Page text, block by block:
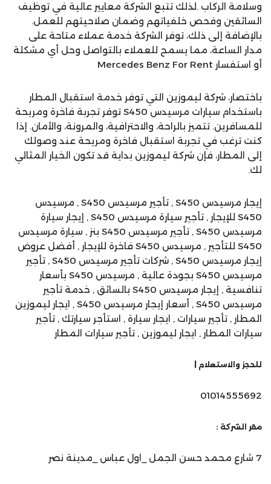
وسلامة الركاب .لذلك تتبع الشركة معايير عالية في توظيف
السائقين وفحص خلفياتهم وضمان صلاحيتهم للعمل.
بالإضافة إلى ذلك، توفر الشركة خدمة عملاء متاحة على
مدار الساعة، مما يسمح للعملاء بالتواصل وحل أي مشكلة
أو استفسار Mercedes Benz For Rent
باختصار، شركة ليموزين التي توفر خدمة استقبال المطار
باستخدام سيارات مرسيدس S450 توفر تجربة فاخرة ومريحة
للمسافرين. تتميز بالراحة، والاحترافية، والمرونة، والأمان. إذا
كنت ترغب في تجربة استقبال فاخرة ومريحة عند وصولك
إلى المطار، فإن شركة ليموزين بداية قد تكون الخيار المثالي
لك.
إيجار مرسيدس S450 , تأجير مرسيدس S450 , مرسيدس
S450 للإيجار , تأجير سيارة مرسيدس S450 , إيجار سيارة
مرسيدس S450 , تأجير مرسيدس S450 بنز , سيارة مرسيدس
S450 للتأجير , مرسيدس S450 فاخرة للإيجار , أفضل عروض
إيجار مرسيدس S450 , شركات تأجير مرسيدس S450 , تأجير
مرسيدس S450 بجودة عالية , مرسيدس S450 بأسعار
تنافسية , إيجار مرسيدس S450 بالسائق , خدمة تأجير
مرسيدس S450 , أسعار إيجار مرسيدس S450 , ايجار ليموزين
المطار , تأجير سيارات , ايجار سيارة , استأجر سيارتك , تأجير
سيارات المطار , ايجار ليموزين , تأجير سيارات المطار
للحجز والاستعلام |
01014555692
مقر الشركة :
7 شارع محمد حسن الجمل _اول عباس _مدينة نصر